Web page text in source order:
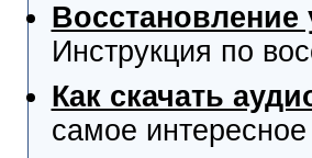
Восстановление
Инструкция по
Как скачать
самое интересное